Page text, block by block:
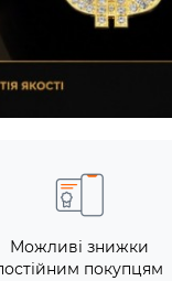
Можливі знижки
покупцям